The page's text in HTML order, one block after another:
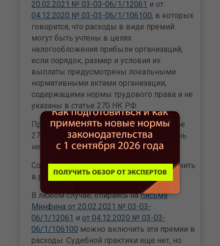
20.02.2021 № 03-03-06/1/12061 и от
04.12.2020 № 03-03-06/1/106100, в которых
говорится, что расходы в виде премий
могут быть учтены в целях
налогообложения прибыли организаций,
если порядок, размер и условия их
выплаты предусмотрены локальными
нормативными актами организации,
содержащими нормы трудового права и не
указаны в статье 270 НК РФ.
Премии за прививки не указаны в статье
270 НК РФ, в которой приведен перечень
неучитываемых затрат.
Соответственно, надбавку можно включить
в расходы.
В любом случае, опираясь написьма
Минфина от 20.02.2021 № 03-03-
06/1/12061 и от 04.12.2020 № 03-03-
06/1/106100 можно включить эти премии в
расходы. Судебной практики еще нет, но
×